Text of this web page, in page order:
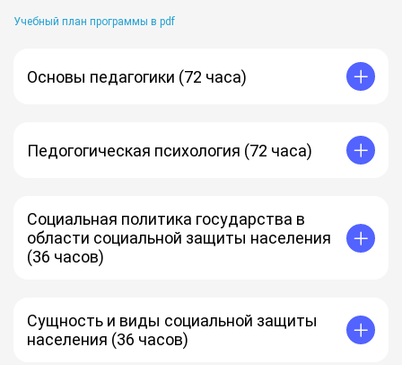
Учебный план программы в pdf
Основы педагогики (72 часа)
Педогогическая психология (72 часа)
Социальная политика государства в
области социальной защиты населения
(36 часов)
Сущность и виды социальной защиты
населения (36 часов)